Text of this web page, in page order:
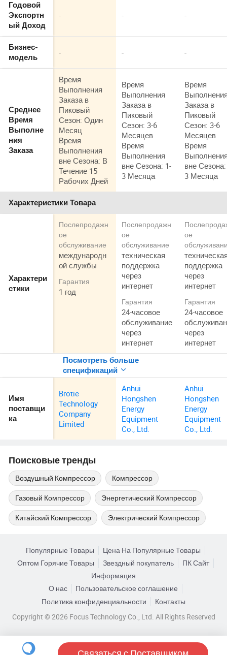
Годовой
Экспортн
ый Доход
- - -
Бизнес-
модель
- - -
Среднее
Время
Выполне
ния
Заказа
Время
Выполнения
Заказа в
Пиковый
Сезон: Один
Месяц
Время
Выполнения
вне Сезона: В
Течение 15
Рабочих Дней
Время
Выполнения
Заказа в
Пиковый
Сезон: 3-6
Месяцев
Время
Выполнения
вне Сезона: 1-
3 Месяца
Время
Заказа в
Пиковый
Сезон: 3-6
Месяцев
Время
вне
3 Месяца
Характеристики Товара
Характери
стики
Послепродажн
ое
обслуживание
международн
ой службы
Гарантия
1 год
Послепродажн
ое
обслуживание
техническая
поддержка
через
интернет
Гарантия
24-часовое
обслуживание
через
интернет
ое
поддержка
через
интернет
Гарантия
24-часовое
через
интернет
Посмотреть больше
спецификаций
Имя
поставщи
ка
Brotie
Technology
Company
Limited
Anhui
Hongshen
Energy
Equipment
Co., Ltd.
Anhui
Hongshen
Energy
Equipment
Co., Ltd.
Поисковые тренды
Воздушный Компрессор Компрессор
Газовый Компрессор Энергетический Компрессор
Китайский Компрессор Электрический Компрессор
Популярные Товары
Цена На Популярные Товары
Оптом Горячие Товары
Звездный покупатель
ПК Сайт
Информация
О нас
Пользовательское соглашение
Политика конфиденциальности
Контакты
Copyright © 2026 Focus Technology Co., Ltd. All Rights Reserved